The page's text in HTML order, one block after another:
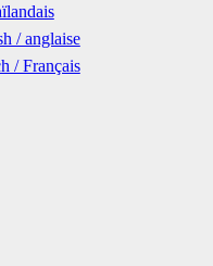
/ anglaise
/ Français